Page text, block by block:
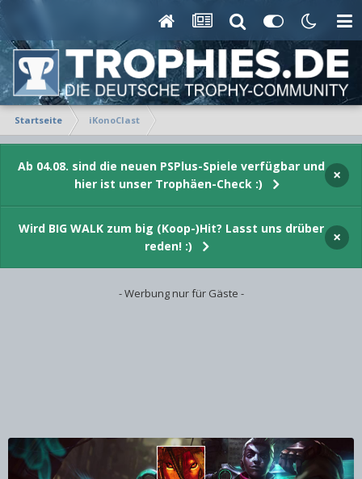
Startseite iKonoClast
Ab 04.08. sind die neuen PSPlus-Spiele verfügbar und
hier ist unser Trophäen-Check :)
×
Wird BIG WALK zum big (Koop-)Hit? Lasst uns drüber
reden! :)
×
- Werbung nur für Gäste -